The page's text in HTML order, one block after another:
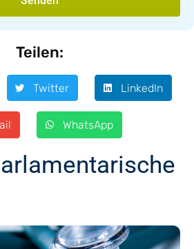
Teilen:
Twitter LinkedIn
WhatsApp